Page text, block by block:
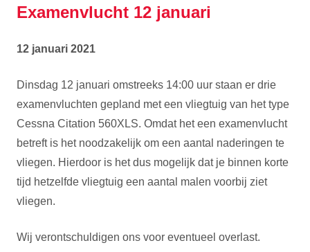
Examenvlucht 12 januari
12 januari 2021
Dinsdag 12 januari omstreeks 14:00 uur staan er drie
examenvluchten gepland met een vliegtuig van het type
Cessna Citation 560XLS. Omdat het een examenvlucht
betreft is het noodzakelijk om een aantal naderingen te
vliegen. Hierdoor is het dus mogelijk dat je binnen korte
tijd hetzelfde vliegtuig een aantal malen voorbij ziet
vliegen.
Wij verontschuldigen ons voor eventueel overlast.